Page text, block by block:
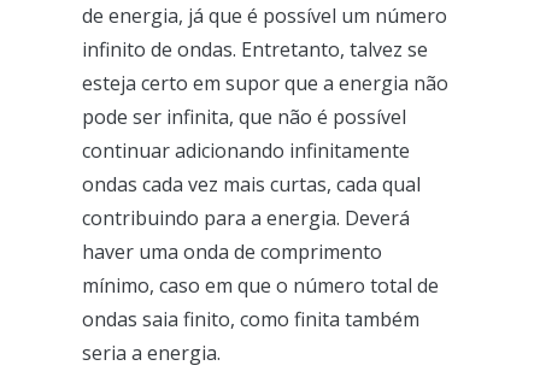
de energia, já que é possível um número
infinito de ondas. Entretanto, talvez se
esteja certo em supor que a energia não
pode ser infinita, que não é possível
continuar adicionando infinitamente
ondas cada vez mais curtas, cada qual
contribuindo para a energia. Deverá
haver uma onda de comprimento
mínimo, caso em que o número total de
ondas saia finito, como finita também
seria a energia.